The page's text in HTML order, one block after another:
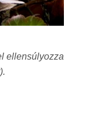
ellensúlyozza